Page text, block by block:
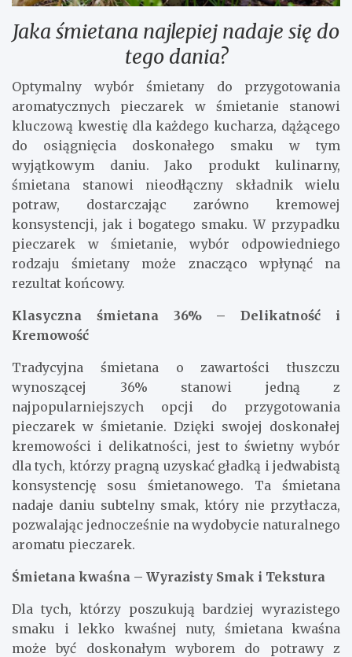
Jaka śmietana najlepiej nadaje się do
tego dania?
Optymalny wybór śmietany do przygotowania
aromatycznych pieczarek w śmietanie stanowi
kluczową kwestię dla każdego kucharza, dążącego
do osiągnięcia doskonałego smaku w tym
wyjątkowym daniu. Jako produkt kulinarny,
śmietana stanowi nieodłączny składnik wielu
potraw, dostarczając zarówno kremowej
konsystencji, jak i bogatego smaku. W przypadku
pieczarek w śmietanie, wybór odpowiedniego
rodzaju śmietany może znacząco wpłynąć na
rezultat końcowy.
Klasyczna śmietana 36% – Delikatność i
Kremowość
Tradycyjna śmietana o zawartości tłuszczu
wynoszącej 36% stanowi jedną z
najpopularniejszych opcji do przygotowania
pieczarek w śmietanie. Dzięki swojej doskonałej
kremowości i delikatności, jest to świetny wybór
dla tych, którzy pragną uzyskać gładką i jedwabistą
konsystencję sosu śmietanowego. Ta śmietana
nadaje daniu subtelny smak, który nie przytłacza,
pozwalając jednocześnie na wydobycie naturalnego
aromatu pieczarek.
Śmietana kwaśna – Wyrazisty Smak i Tekstura
Dla tych, którzy poszukują bardziej wyrazistego
smaku i lekko kwaśnej nuty, śmietana kwaśna
może być doskonałym wyborem do potrawy z